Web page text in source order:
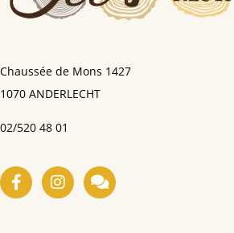
Chaussée de Mons 1427
1070 ANDERLECHT
02/520 48 01